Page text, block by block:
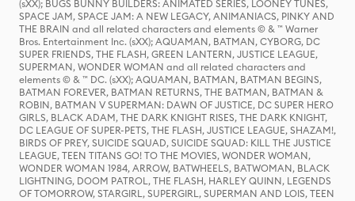
(sXX); BUGS BUNNY BUILDERS: ANIMATED SERIES, LOONEY TUNES,
SPACE JAM, SPACE JAM: A NEW LEGACY, ANIMANIACS, PINKY AND
THE BRAIN and all related characters and elements © & ™ Warner
Bros. Entertainment Inc. (sXX); AQUAMAN, BATMAN, CYBORG, DC
SUPER FRIENDS, THE FLASH, GREEN LANTERN, JUSTICE LEAGUE,
SUPERMAN, WONDER WOMAN and all related characters and
elements © & ™ DC. (sXX); AQUAMAN, BATMAN, BATMAN BEGINS,
BATMAN FOREVER, BATMAN RETURNS, THE BATMAN, BATMAN &
ROBIN, BATMAN V SUPERMAN: DAWN OF JUSTICE, DC SUPER HERO
GIRLS, BLACK ADAM, THE DARK KNIGHT RISES, THE DARK KNIGHT,
DC LEAGUE OF SUPER-PETS, THE FLASH, JUSTICE LEAGUE, SHAZAM!,
BIRDS OF PREY, SUICIDE SQUAD, SUICIDE SQUAD: KILL THE JUSTICE
LEAGUE, TEEN TITANS GO! TO THE MOVIES, WONDER WOMAN,
WONDER WOMAN 1984, ARROW, BATWHEELS, BATWOMAN, BLACK
LIGHTNING, DOOM PATROL, THE FLASH, HARLEY QUINN, LEGENDS
OF TOMORROW, STARGIRL, SUPERGIRL, SUPERMAN AND LOIS, TEEN